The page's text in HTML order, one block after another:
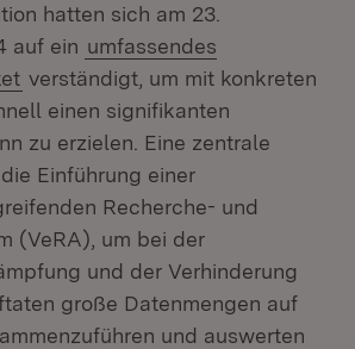
hatten sich am 23.
auf ein umfassendes
verständigt, um mit konkreten
einen signifikanten
zu erzielen. Eine zentrale
Einführung einer
Recherche- und
(VeRA), um bei der
und der Verhinderung
große Datenmengen auf
und auswerten